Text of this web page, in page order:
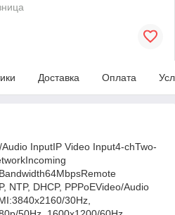
Доставка Оплата
InputIP Video Input4-chTwo-
NTP, DHCP, PPPoEVideo/Audio
30Hz,